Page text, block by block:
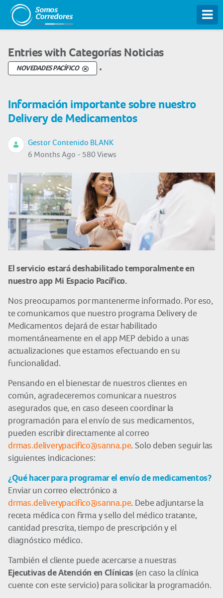
Entries with Categorías Noticias
NOVEDADES PACÍFICO .
Información importante sobre nuestro
Delivery de Medicamentos
Gestor Contenido BLANK
6 Months Ago - 580 Views
El servicio estará deshabilitado temporalmente en
nuestro app Mi Espacio Pacífico.
Nos preocupamos por mantenerme informado. Por eso,
te comunicamos que nuestro programa Delivery de
Medicamentos dejará de estar habilitado
momentáneamente en el app MEP debido a unas
actualizaciones que estamos efectuando en su
funcionalidad.
Pensando en el bienestar de nuestros clientes en
común, agradeceremos comunicar a nuestros
asegurados que, en caso deseen coordinar la
programación para el envío de sus medicamentos,
pueden escribir directamente al correo
drmas.deliverypacifico@sanna.pe. Solo deben seguir las
siguientes indicaciones:
¿Qué hacer para programar el envío de medicamentos?
Enviar un correo electrónico a
drmas.deliverypacifico@sanna.pe. Debe adjuntarse la
receta médica con firma y sello del médico tratante,
cantidad prescrita, tiempo de prescripción y el
diagnóstico médico.
También el cliente puede acercarse a nuestras
Ejecutivas de Atención en Clínicas (en caso la clínica
cuente con este servicio) para solicitar la programación.